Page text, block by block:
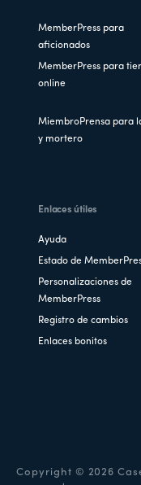
MemberPress para
aficionados
MemberPress para
online
MiembroPrensa para
y mortero
Enlaces útiles
Ayuda
Estado de
Personalizaciones de
MemberPress
Registro de cambios
Enlaces bonitos
Copyright © 2026